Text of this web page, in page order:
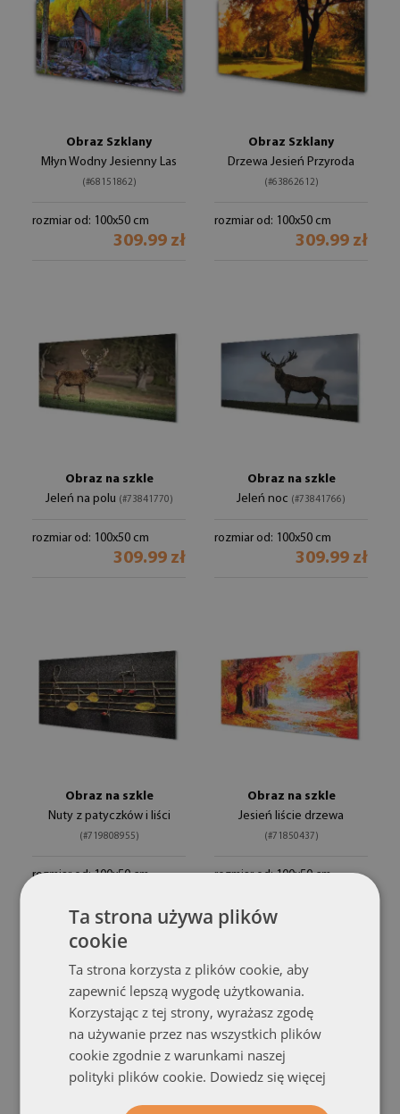
Obraz Szklany
Młyn Wodny Jesienny Las
(#68151862)
rozmiar od: 100x50 cm
309.99 zł
Obraz Szklany
Drzewa Jesień Przyroda
(#63862612)
rozmiar od: 100x50 cm
309.99 zł
Obraz na szkle
Jeleń na polu (#73841770)
rozmiar od: 100x50 cm
309.99 zł
Obraz na szkle
Jeleń noc (#73841766)
rozmiar od: 100x50 cm
309.99 zł
Obraz na szkle
Nuty z patyczków i liści
(#719808955)
rozmiar od: 100x50 cm
Obraz na szkle
Jesień liście drzewa
(#71850437)
rozmiar od: 100x50 cm
Ta strona używa plików
cookie
Ta strona korzysta z plików cookie, aby
zapewnić lepszą wygodę użytkowania.
Korzystając z tej strony, wyrażasz zgodę
na używanie przez nas wszystkich plików
cookie zgodnie z warunkami naszej
polityki plików cookie. Dowiedz się więcej